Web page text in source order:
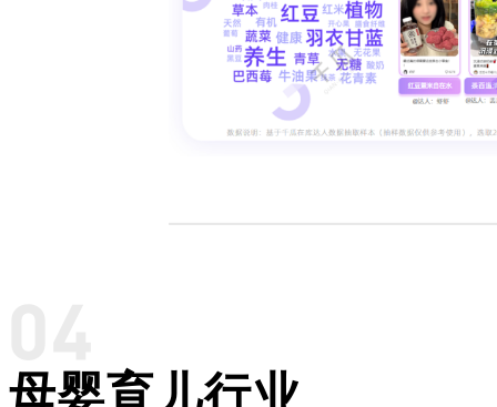
母婴育儿行业